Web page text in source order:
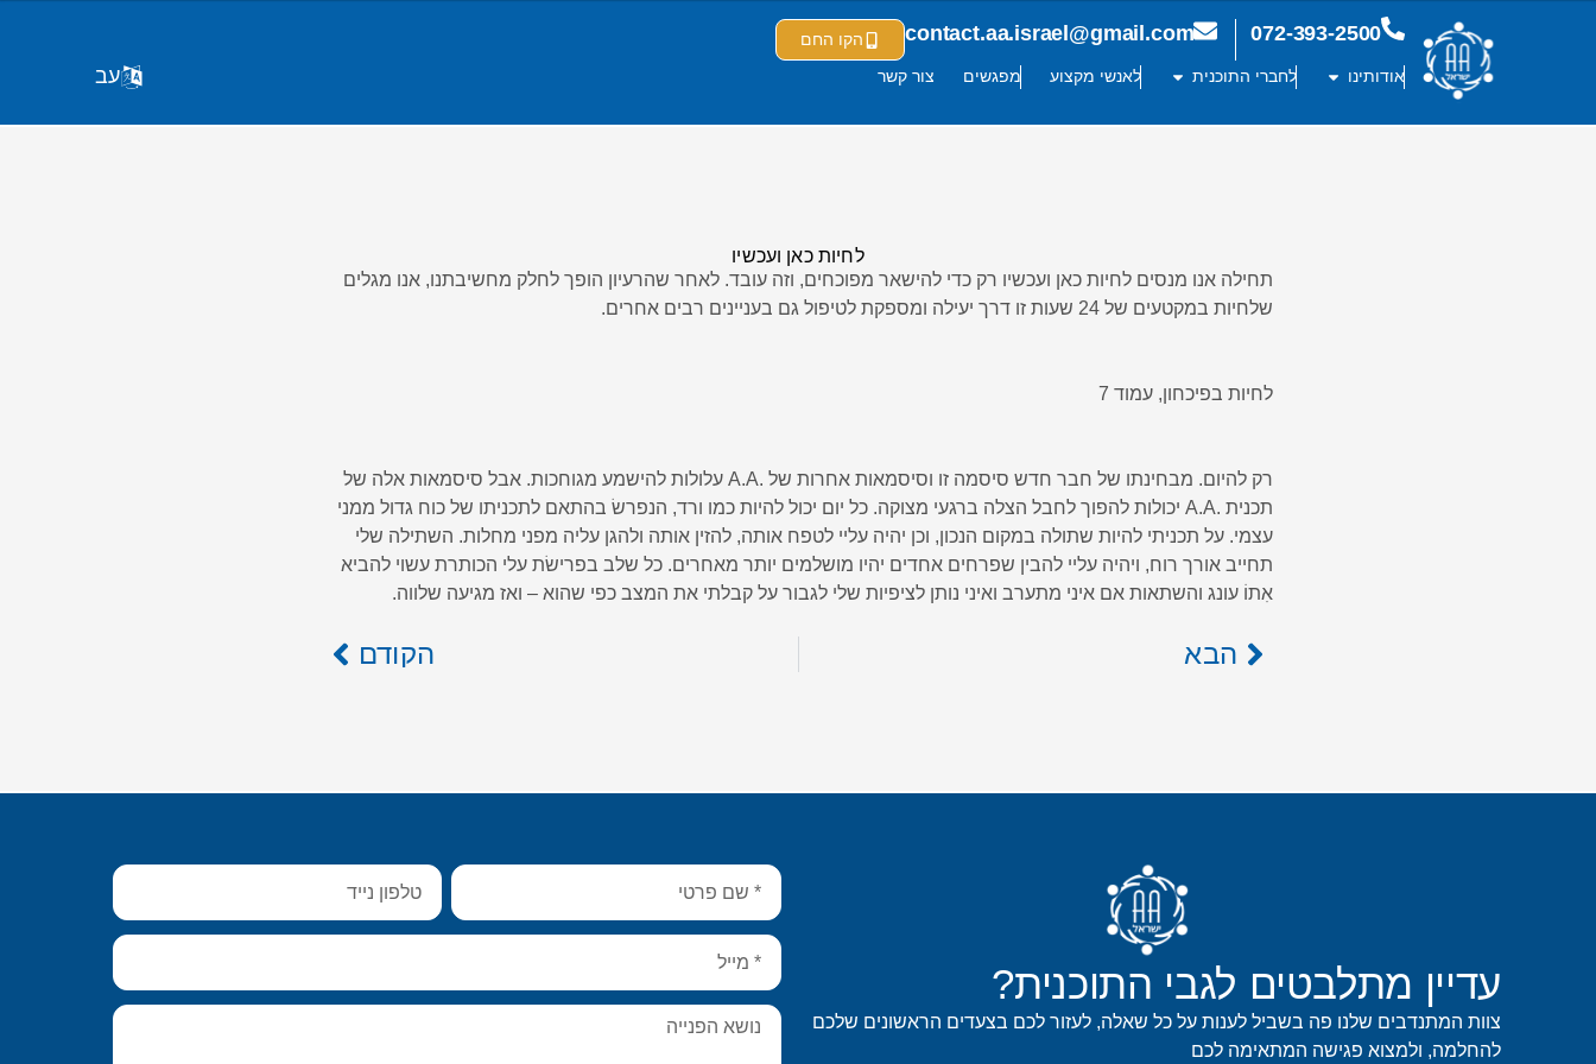
072-393-2500
contact.aa.israel@gmail.com
הקו החם
אודותינו
לחברי התוכנית לאנשי מקצוע מפגשים צור קשר עב
לחיות כאן ועכשיו
תחילה אנו מנסים לחיות כאן ועכשיו רק כדי להישאר מפוכחים, וזה עובד. לאחר שהרעיון הופך לחלק מחשיבתנו, אנו מגלים
שלחיות במקטעים של 24 שעות זו דרך יעילה ומספקת לטיפול גם בעניינים רבים אחרים.
לחיות בפיכחון, עמוד 7
רק להיום. מבחינתו של חבר חדש סיסמה זו וסיסמאות אחרות של .A.A עלולות להישמע מגוחכות. אבל סיסמאות אלה של
תכנית .A.A יכולות להפוך לחבל הצלה ברגעי מצוקה. כל יום יכול להיות כמו ורד, הנפרשׂ בהתאם לתכניתו של כוח גדול ממני
עצמי. על תכניתי להיות שתולה במקום הנכון, וכן יהיה עליי לטפח אותה, להזין אותה ולהגן עליה מפני מחלות. השתילה שלי
תחייב אורך רוח, ויהיה עליי להבין שפרחים אחדים יהיו מושלמים יותר מאחרים. כל שלב בפרישׂת עלי הכותרת עשוי להביא
אִתוֹ עונג והשתאות אם איני מתערב ואיני נותן לציפיות שלי לגבור על קבלתי את המצב כפי שהוא – ואז מגיעה שלווה.
הבא הקודם
עדיין מתלבטים לגבי התוכנית?
צוות המתנדבים שלנו פה בשביל לענות על כל שאלה, לעזור לכם בצעדים הראשונים שלכם
להחלמה, ולמצוא פגישה המתאימה לכם